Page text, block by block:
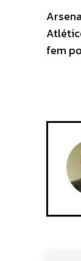
fem